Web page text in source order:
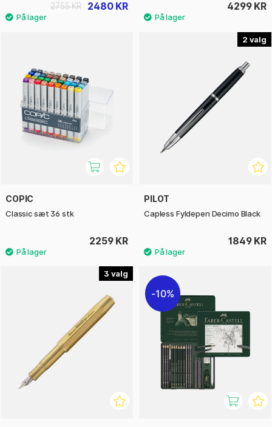
2480 KR
2755 KR 4299 KR
COPIC
Classic sæt 36 stk
2259 KR
2
PILOT
Capless Fyldepen Decimo Black
1849 KR
3
10%